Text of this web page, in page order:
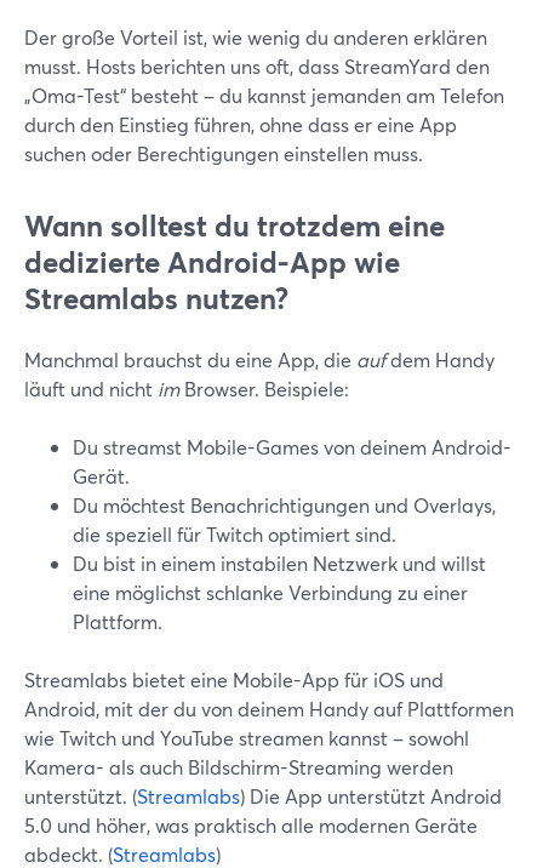
Der große Vorteil ist, wie wenig du anderen erklären
musst. Hosts berichten uns oft, dass StreamYard den
„Oma-Test“ besteht – du kannst jemanden am Telefon
durch den Einstieg führen, ohne dass er eine App
suchen oder Berechtigungen einstellen muss.
Wann solltest du trotzdem eine
dedizierte Android-App wie
Streamlabs nutzen?
Manchmal brauchst du eine App, die aufdem Handy
läuft und nicht imBrowser. Beispiele:
Du streamst Mobile-Games von deinem Android-
Gerät.
Du möchtest Benachrichtigungen und Overlays,
die speziell für Twitch optimiert sind.
Du bist in einem instabilen Netzwerk und willst
eine möglichst schlanke Verbindung zu einer
Plattform.
Streamlabs bietet eine Mobile-App für iOS und
Android, mit der du von deinem Handy auf Plattformen
wie Twitch und YouTube streamen kannst – sowohl
Kamera- als auch Bildschirm-Streaming werden
unterstützt. (Streamlabs) Die App unterstützt Android
5.0 und höher, was praktisch alle modernen Geräte
abdeckt. (Streamlabs)